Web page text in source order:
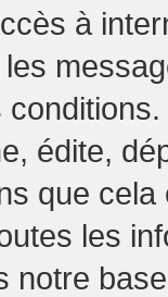
à
les
édite,
que cela
les
notre